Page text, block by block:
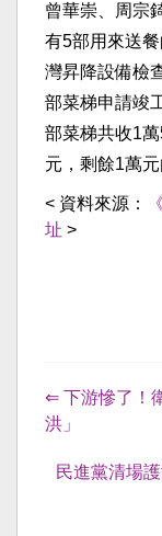
曾華崇、周宗
有5部用來送
灣昇降設備檢
部菜梯申請竣
部菜梯共收1
元，剩餘1萬
< 資料來源：
址 >
⇐ 下游慘了！
洪」
民進黨清場